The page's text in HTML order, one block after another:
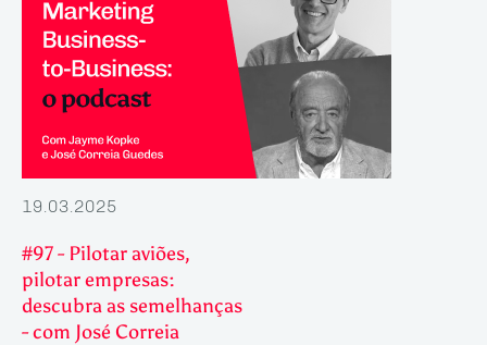
19.03.2025
#97 - Pilotar aviões,
pilotar empresas:
descubra as semelhanças
- com José Correia